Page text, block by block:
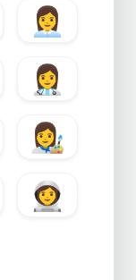
👩‍💼
👩‍⚕️
👩‍🎨
👩‍🚀